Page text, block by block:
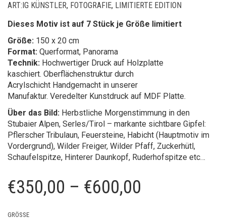
ART:IG KÜNSTLER, FOTOGRAFIE, LIMITIERTE EDITION
Dieses Motiv ist auf 7 Stück je Größe limitiert
Größe: 150 x 20 cm
Format: Querformat, Panorama
Technik: Hochwertiger Druck auf Holzplatte
kaschiert. Oberflächenstruktur durch
Acrylschicht Handgemacht in unserer
Manufaktur. Veredelter Kunstdruck auf MDF Platte.
Über das Bild: Herbstliche Morgenstimmung in den
Stubaier Alpen, Serles/Tirol – markante sichtbare Gipfel:
Pflerscher Tribulaun, Feuersteine, Habicht (Hauptmotiv im
Vordergrund), Wilder Freiger, Wilder Pfaff, Zuckerhütl,
Schaufelspitze, Hinterer Daunkopf, Ruderhofspitze etc…
€350,00 – €600,00
GRÖSSE